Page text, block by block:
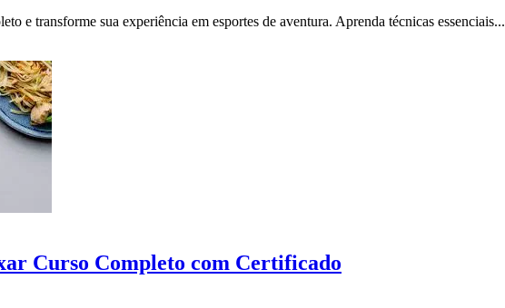
e transforme sua experiência em esportes de aventura. Aprenda técnicas essenciais...
Curso Completo com Certificado